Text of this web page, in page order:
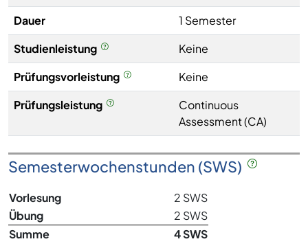
Dauer
1 Semester
Studienleistung
Keine
Prüfungsvorleistung
Keine
Prüfungsleistung
Continuous
Assessment (CA)
Semesterwochenstunden (SWS)
Vorlesung
2 SWS
Übung
2 SWS
Summe
4 SWS